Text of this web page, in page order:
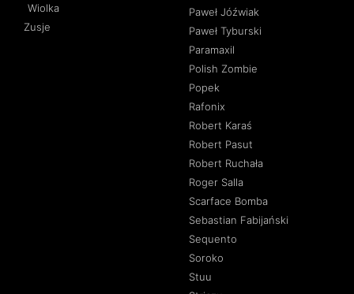
Wiolka
Zusje
Paweł Jóźwiak
Paweł Tyburski
Paramaxil
Polish Zombie
Popek
Rafonix
Robert Karaś
Robert Pasut
Robert Ruchała
Roger Salla
Scarface Bomba
Sebastian Fabijański
Sequento
Soroko
Stuu